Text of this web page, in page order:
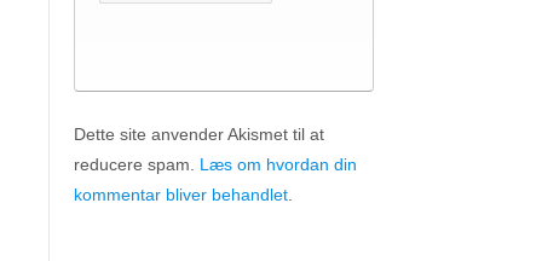
Dette site anvender Akismet til at
reducere spam. Læs om hvordan din
kommentar bliver behandlet
ApS• Sundkrogen 35 • DK-6400 Sønderborg •
Tlf:74 48 50 05• Fax: 74 48 50 45